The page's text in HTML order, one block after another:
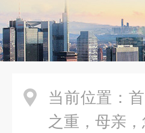
当前位置：
之重，母亲